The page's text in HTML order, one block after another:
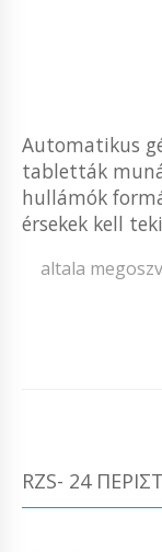
Automatikus
tabletták
hullámók
érsekek kell
altala
RZS- 24